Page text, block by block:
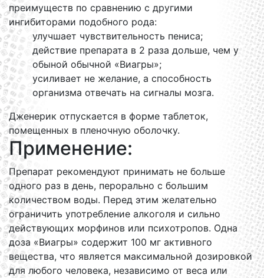
преимуществ по сравнению с другими
ингибиторами подобного рода:
улучшает чувствительность пениса;
действие препарата в 2 раза дольше, чем у
обыной обычной «Виагры»;
усиливает не желание, а способность
организма отвечать на сигналы мозга.
Дженерик отпускается в форме таблеток,
помещенных в пленочную оболочку.
Применение:
Препарат рекомендуют принимать не больше
одного раз в день, перорально с большим
количеством воды. Перед этим желательно
ограничить употребление алкоголя и сильно
действующих морфинов или психотропов. Одна
доза «Виагры» содержит 100 мг активного
вещества, что является максимальной дозировкой
для любого человека, независимо от веса или